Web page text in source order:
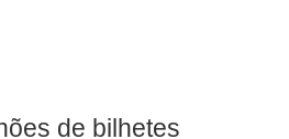
de bilhetes